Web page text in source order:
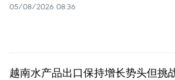
05/08/2026 08:36
越南水产品出口保持增长势头但挑